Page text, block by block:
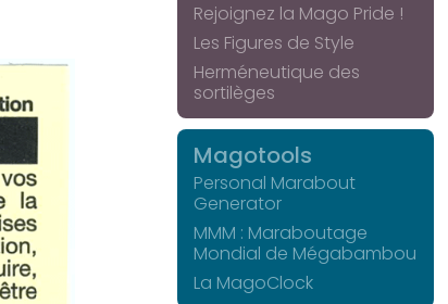
Rejoignez la Mago Pride !
Les Figures de Style
Herméneutique des
sortilèges
Magotools
Personal Marabout
Generator
MMM : Maraboutage
Mondial de Mégabambou
La MagoClock